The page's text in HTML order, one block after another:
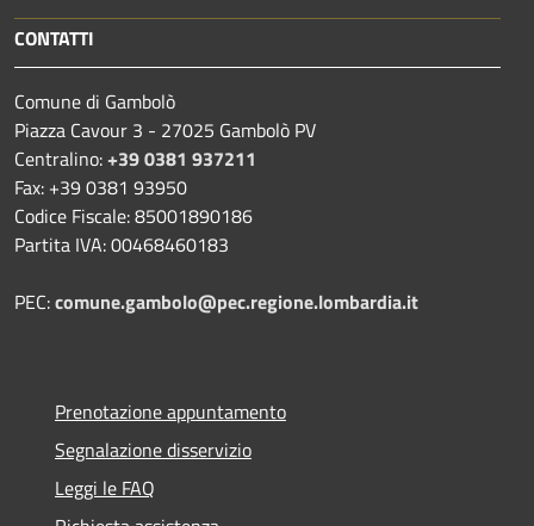
CONTATTI
Comune di Gambolò
Piazza Cavour 3 - 27025 Gambolò PV
Centralino:+39 0381 937211
Fax: +39 0381 93950
Codice Fiscale: 85001890186
Partita IVA: 00468460183
PEC:comune.gambolo@pec.regione.lombardia.it
Prenotazione appuntamento
Segnalazione disservizio
Leggi le FAQ